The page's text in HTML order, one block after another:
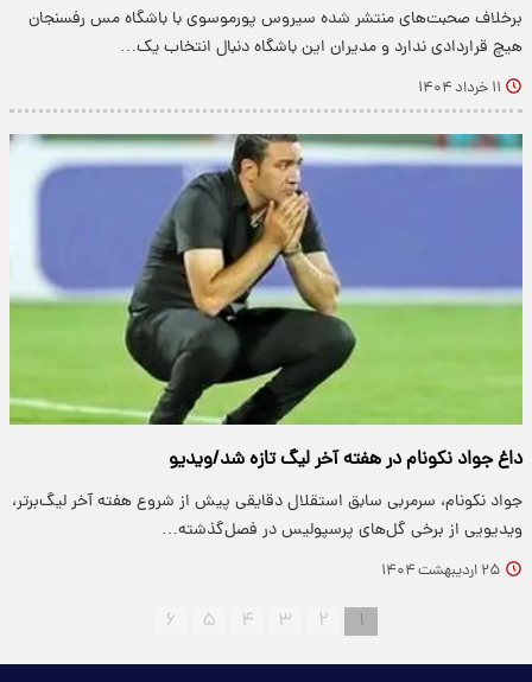
برخلاف صحبت‌های منتشر شده سیروس پورموسوی با باشگاه مس رفسنجان
هیچ قراردادی ندارد و مدیران این باشگاه دنبال انتخاب یک…
۱۱ خرداد ۱۴۰۴
داغ جواد نکونام در هفته آخر لیگ تازه شد/ویدیو
جواد نکونام، سرمربی سابق استقلال دقایقی پیش از شروع هفته آخر لیگ‌برتر،
ویدیویی از برخی گل‌های پرسپولیس در فصل‌گذشته…
۲۵ اردیبهشت ۱۴۰۴
۱ ۲ ۳ ۴ ۵ ۶